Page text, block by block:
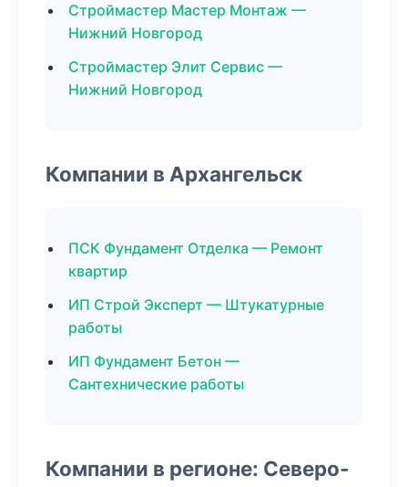
Строймастер Мастер Монтаж —
Нижний Новгород
Строймастер Элит Сервис —
Нижний Новгород
Компании в Архангельск
ПСК Фундамент Отделка — Ремонт
квартир
ИП Строй Эксперт — Штукатурные
работы
ИП Фундамент Бетон —
Сантехнические работы
Компании в регионе: Северо-